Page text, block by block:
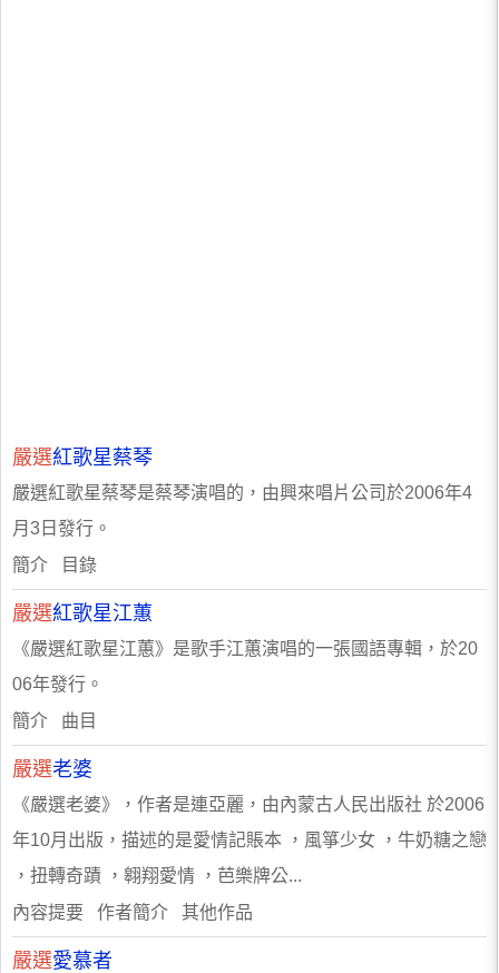
嚴選紅歌星蔡琴
嚴選紅歌星蔡琴是蔡琴演唱的，由興來唱片公司於2006年4
月3日發行。
簡介 目錄
嚴選紅歌星江蕙
《嚴選紅歌星江蕙》是歌手江蕙演唱的一張國語專輯，於20
06年發行。
簡介 曲目
嚴選老婆
《嚴選老婆》，作者是連亞麗，由內蒙古人民出版社 於2006
年10月出版，描述的是愛情記賬本 ，風箏少女 ，牛奶糖之戀
，扭轉奇蹟 ，翱翔愛情 ，芭樂牌公...
內容提要 作者簡介 其他作品
嚴選愛慕者